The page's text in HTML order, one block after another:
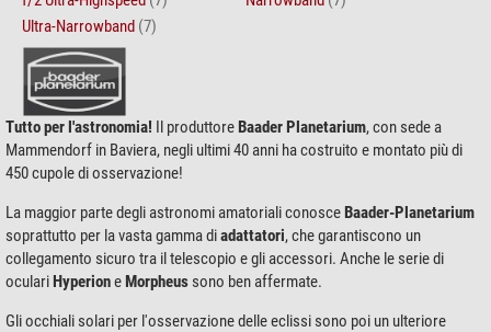
Ultra-Narrowband (7)
Tutto per l'astronomia! Il produttoreBaader Planetarium, con sede a
Mammendorf in Baviera, negli ultimi 40 anni ha costruito e montato più di
450 cupole di osservazione!
La maggior parte degli astronomi amatoriali conosceBaader-Planetarium
soprattutto per la vasta gamma diadattatori, che garantiscono un
collegamento sicuro tra il telescopio e gli accessori. Anche le serie di
oculariHyperioneMorpheus sono ben affermate.
Gli occhiali solari per l'osservazione delle eclissi sono poi un ulteriore